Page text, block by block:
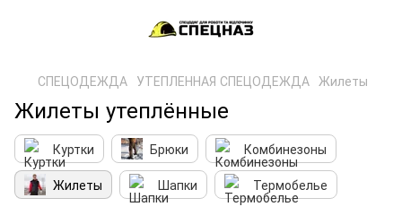
СПЕЦОДЕЖДА УТЕПЛЕННАЯ СПЕЦОДЕЖДА Жилеты
Жилеты утеплённые
Куртки Брюки
Комбинезоны
Жилеты
Шапки Термобелье